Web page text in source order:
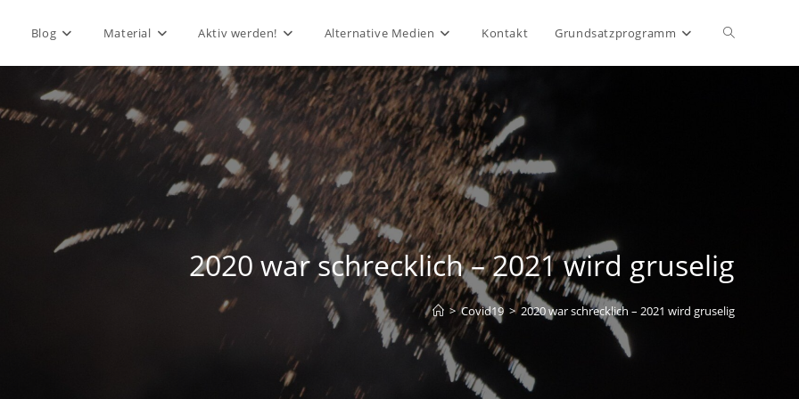
Blog Material Aktiv werden! Alternative Medien Kontakt Grundsatzprogramm Website-
2020 war schrecklich – 2021 wird gruselig
> Covid19 > 2020 war schrecklich – 2021 wird gruselig